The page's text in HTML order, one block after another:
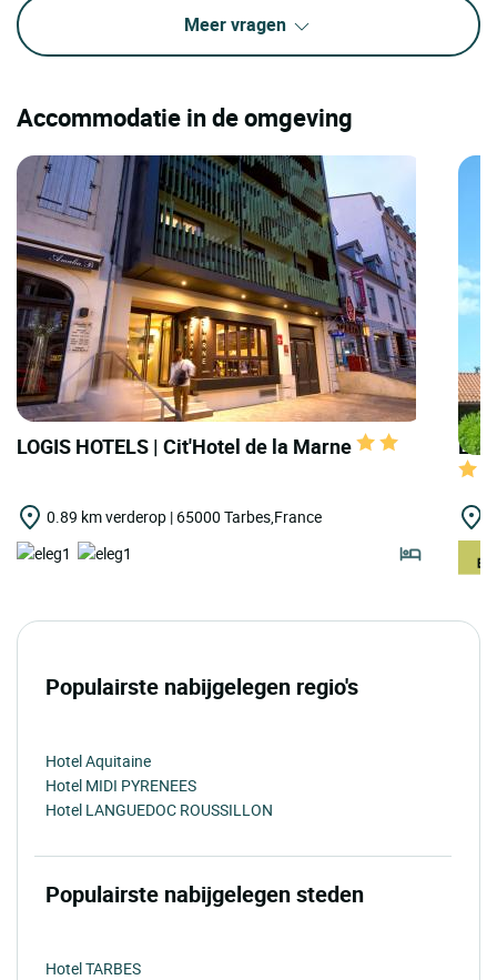
Meer vragen
Accommodatie in de omgeving
LOGIS HOTELS | Cit'Hotel de la Marne
0.89 km verderop | 65000 Tarbes,France
Populairste nabijgelegen regio's
Hotel Aquitaine
Hotel MIDI PYRENEES
Hotel LANGUEDOC ROUSSILLON
Populairste nabijgelegen steden
Hotel TARBES